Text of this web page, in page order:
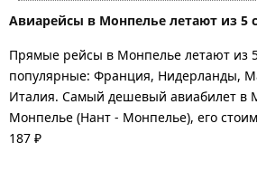
Авиарейсы в Монпелье летают из 5
Прямые рейсы в Монпелье летают из
популярные: Франция, Нидерланды,
Италия. Самый дешевый авиабилет в
Монпелье (Нант - Монпелье), его
187 ₽